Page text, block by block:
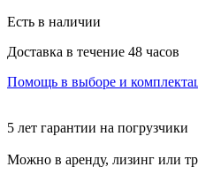
Есть в наличии
Доставка в течение 48 часов
Помощь в выборе и
5 лет гарантии на погрузчики
Можно в аренду, лизинг или